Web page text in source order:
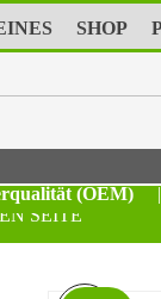
SHOP
(OEM) |
SEITE